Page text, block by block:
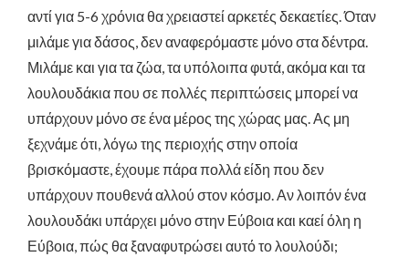
αντί για 5-6 χρόνια θα χρειαστεί αρκετές δεκαετίες. Όταν
μιλάμε για δάσος, δεν αναφερόμαστε μόνο στα δέντρα.
Μιλάμε και για τα ζώα, τα υπόλοιπα φυτά, ακόμα και τα
λουλουδάκια που σε πολλές περιπτώσεις μπορεί να
υπάρχουν μόνο σε ένα μέρος της χώρας μας. Ας μη
ξεχνάμε ότι, λόγω της περιοχής στην οποία
βρισκόμαστε, έχουμε πάρα πολλά είδη που δεν
υπάρχουν πουθενά αλλού στον κόσμο. Αν λοιπόν ένα
λουλουδάκι υπάρχει μόνο στην Εύβοια και καεί όλη η
Εύβοια, πώς θα ξαναφυτρώσει αυτό το λουλούδι;